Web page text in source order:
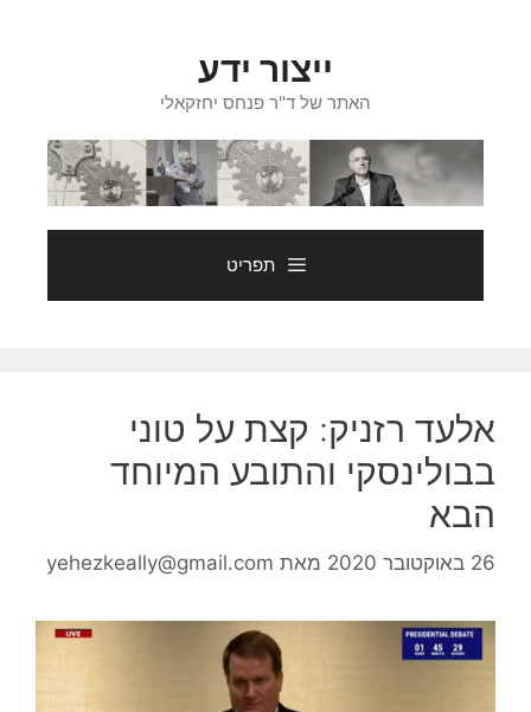
ייצור ידע
האתר של ד"ר פנחס יחזקאלי
תפריט
אלעד רזניק: קצת על טוני
בבולינסקי והתובע המיוחד
הבא
26 באוקטובר 2020 מאת yehezkeally@gmail.com